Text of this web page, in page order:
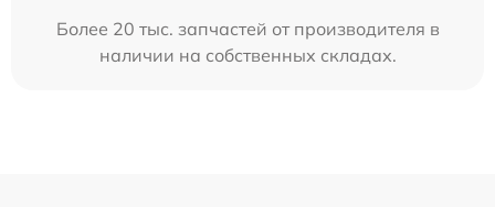
Более 20 тыс. запчастей от производителя в
наличии на собственных складах.